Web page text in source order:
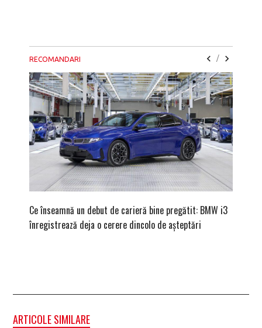
RECOMANDARI /
Ce înseamnă un debut de carieră bine pregătit: BMW i3
înregistrează deja o cerere dincolo de așteptări
ARTICOLE SIMILARE